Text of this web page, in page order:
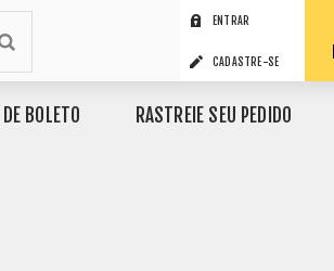
ENTRAR
CADASTRE-SE
BOLETO RASTREIE SEU PEDIDO